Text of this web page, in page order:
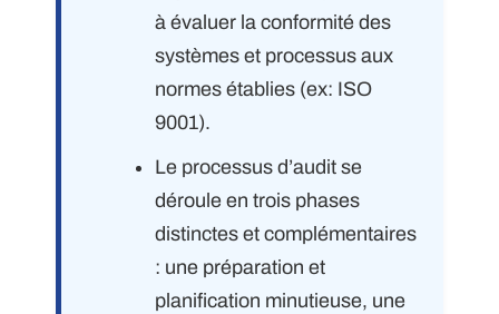
à évaluer la conformité des
systèmes et processus aux
normes établies (ex: ISO
9001).
Le processus d’audit se
déroule en trois phases
distinctes et complémentaires
: une préparation et
planification minutieuse, une